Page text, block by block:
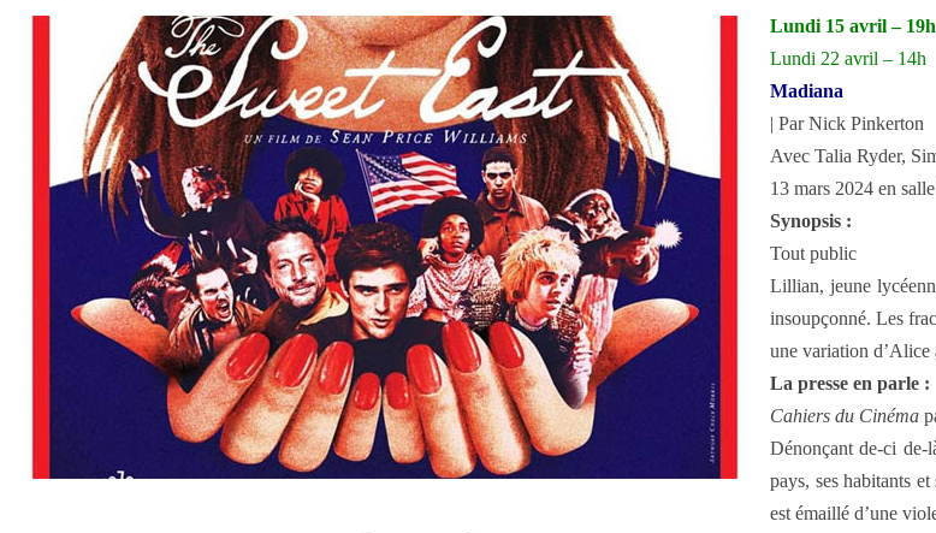
Lundi 15 avril – 19h
Lundi 22 avril – 14h
Madiana
| Par Nick Pinkerton
Avec Talia Ryder,
13 mars 2024 en
Synopsis :
Tout public
Lillian, jeune
insoup­çon­né. Les
une varia­tion d’Alice
La presse en parle :
Cahiers du Cinéma
Dénonçant de-ci de-
pays, ses habitants
est émaillé d’une